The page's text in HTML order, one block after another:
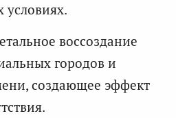
условиях.
воссоздание
городов и
создающее эффект